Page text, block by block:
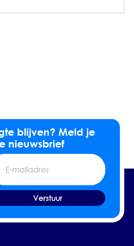
blijven? Meld je
nieuwsbrief